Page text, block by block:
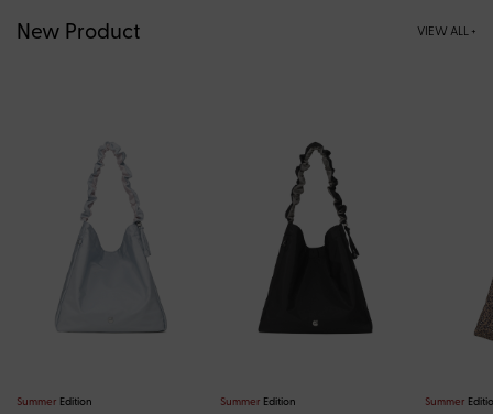
New Product VIEW ALL +
Summer Edition Summer Edition Summer